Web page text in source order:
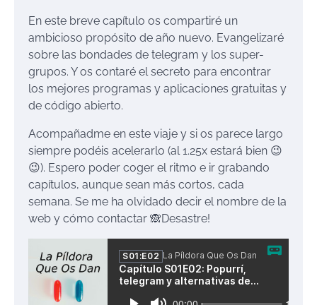
En este breve capítulo os compartiré un
ambicioso propósito de año nuevo. Evangelizaré
sobre las bondades de telegram y los super-
grupos. Y os contaré el secreto para encontrar
los mejores programas y aplicaciones gratuitas y
de código abierto.
Acompañadme en este viaje y si os parece largo
siempre podéis acelerarlo (al 1.25x estará bien 😉
😉). Espero poder coger el ritmo e ir grabando
capítulos, aunque sean más cortos, cada
semana. Se me ha olvidado decir el nombre de la
web y cómo contactar 🙈Desastre!